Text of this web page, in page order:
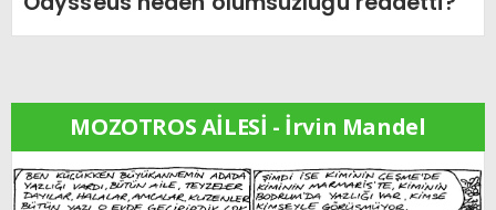
MOZOTROS AİLESİ - İrvin Mandel